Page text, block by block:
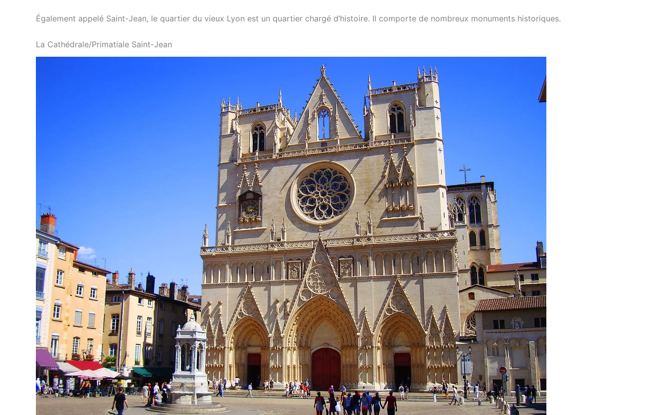
Également appelé Saint-Jean, le quartier du vieux Lyon est un quartier chargé d’histoire. Il comporte de nombreux monuments historiques.
La Cathédrale/Primatiale Saint-Jean